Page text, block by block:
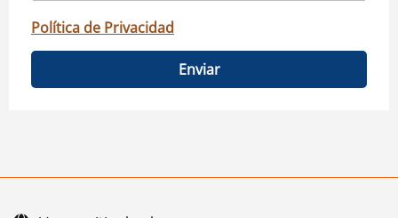
Política de Privacidad
Enviar